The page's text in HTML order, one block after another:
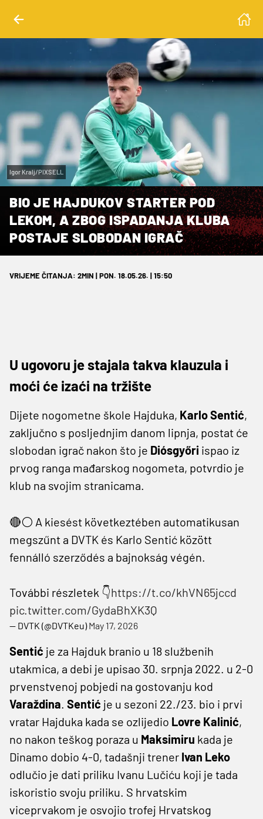
Igor Kralj/PIXSELL
BIO JE HAJDUKOV STARTER POD
LEKOM, A ZBOG ISPADANJA KLUBA
POSTAJE SLOBODAN IGRAČ
VRIJEME ČITANJA: 2MIN | PON. 18.05.26. | 15:50
U ugovoru je stajala takva klauzula i
moći će izaći na tržište
Dijete nogometne škole Hajduka, Karlo Sentić,
zaključno s posljednjim danom lipnja, postat će
slobodan igrač nakon što je Diósgyőri ispao iz
prvog ranga mađarskog nogometa, potvrdio je
klub na svojim stranicama.
🔴⚪ A kiesést következtében automatikusan
megszűnt a DVTK és Karlo Sentić között
fennálló szerződés a bajnokság végén.
További részletek 👇https://t.co/khVN65jccd
pic.twitter.com/GydaBhXK3Q
— DVTK (@DVTKeu)May 17, 2026
Sentić je za Hajduk branio u 18 službenih
utakmica, a debi je upisao 30. srpnja 2022. u 2-0
prvenstvenoj pobjedi na gostovanju kod
Varaždina. Sentić je u sezoni 22./23. bio i prvi
vratar Hajduka kada se ozlijedio Lovre Kalinić,
no nakon teškog poraza u Maksimiru kada je
Dinamo dobio 4-0, tadašnji trener Ivan Leko
odlučio je dati priliku Ivanu Lučiću koji je tada
iskoristio svoju priliku. S hrvatskim
viceprvakom je osvojio trofej Hrvatskog